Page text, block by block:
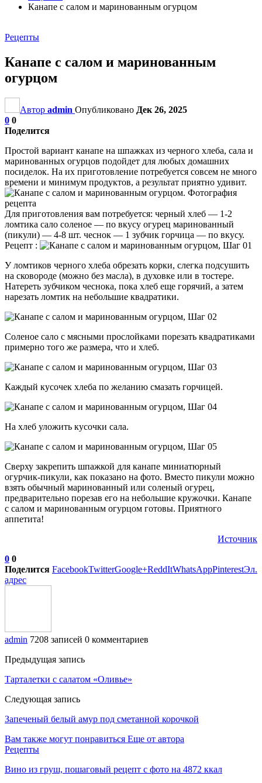
Канапе с салом и маринованным огурцом
Рецепты
Канапе с салом и маринованным
огурцом
Автор admin Опубликовано Дек 26, 2025
0 0
Поделится
Простой вариант канапе на шпажках из черного хлеба, сала и
маринованных огурцов подойдет для любых домашних
посиделок. На их приготовление потребуется совсем не много
времени и минимум продуктов, а результат приятно удивит.
Для приготовления вам потребуется: черный хлеб — 1-2
ломтика сало соленое — по вкусу огурец маринованный
(пикули) — 4-8 шт. чеснок — 1 зубчик горчица — по вкусу.
Рецепт :
У ломтиков черного хлеба обрезать корки, слегка подсушить
на сковороде (можно без масла), в духовке или в тостере.
Натереть зубчиком чеснока, пока хлеб еще горячий, а затем
нарезать ломтик на небольшие квадратики.
Соленое сало с мясными прослойками порезать квадратиками
примерно того же размера, что и хлеб.
Каждый кусочек хлеба по желанию смазать горчицей.
На хлеб уложить кусочки сала.
Сверху закрепить шпажкой для канапе миниатюрный
огурчик-пикули, как показано на фото. Вместо пикули можно
взять обычный маринованный или соленый огурец,
предварительно порезав его на небольшие кружочки. Канапе
с салом и маринованным огурцом готовы. Приятного
аппетита!
Источник
0 0
Поделится FacebookTwitterGoogle+ReddItWhatsAppPinterestЭл.
адрес
admin 7208 записей 0 комментариев
Предыдущая запись
Тарталетки с салатом «Оливье»
Следующая запись
Запеченый белый амур под сметанной корочкой
Вам также могут понравиться Еще от автора
Рецепты
Вино из груш, пошаговый рецепт с фото на 4872 ккал